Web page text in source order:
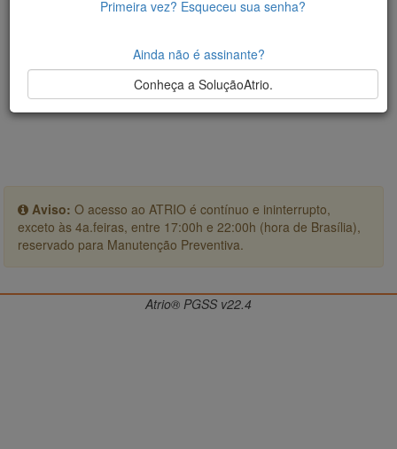
Aviso: O acesso ao ATRIO é contínuo e ininterrupto,
exceto às 4a.feiras, entre 17:00h e 22:00h (hora de Brasília),
reservado para Manutenção Preventiva.
Primeira vez? Esqueceu sua senha?
Ainda não é assinante?
Conheça a SoluçãoAtrio.
Atrio® PGSS v22.4